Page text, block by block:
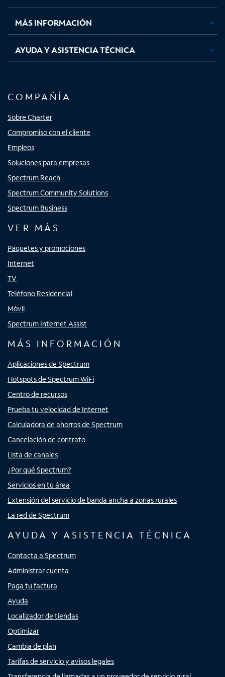
nuevanuevanuevanueva
MÁS INFORMACIÓN
AYUDA Y ASISTENCIA TÉCNICA
COMPAÑÍA
Sobre Charter
Compromiso con el cliente
Empleos
Soluciones para empresas
Spectrum Reach
Spectrum Community Solutions
Spectrum Business
VER MÁS
Paquetes y promociones
Internet
TV
Teléfono Residencial
Móvil
Spectrum Internet Assist
MÁS INFORMACIÓN
Aplicaciones de Spectrum
Hotspots de Spectrum WiFi
Centro de recursos
Prueba tu velocidad de Internet
Calculadora de ahorros de Spectrum
Cancelación de contrato
Lista de canales
¿Por qué Spectrum?
Servicios en tu área
Extensión del servicio de banda ancha a zonas rurales
La red de Spectrum
AYUDA Y ASISTENCIA TÉCNICA
Contacta a Spectrum
Administrar cuenta
Paga tu factura
Ayuda
Localizador de tiendas
Optimizar
Cambia de plan
Tarifas de servicio y avisos legales